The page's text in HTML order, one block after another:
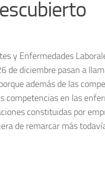
y Enfermedades
diciembre pasan a
además de las
competencias en las
constituidas por
de remarcar más